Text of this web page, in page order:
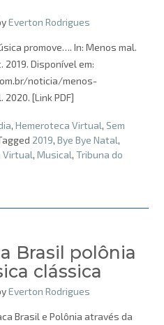
Everton Rodrigues
promove…. In: Menos mal.
Disponível em:
noticia/menos-
[Link PDF]
, Hemeroteca Virtual, Sem
2019, Bye Bye Natal,
Virtual, Musical, Tribuna do
Brasil polônia
clássica
Everton Rodrigues
Brasil e Polônia através da